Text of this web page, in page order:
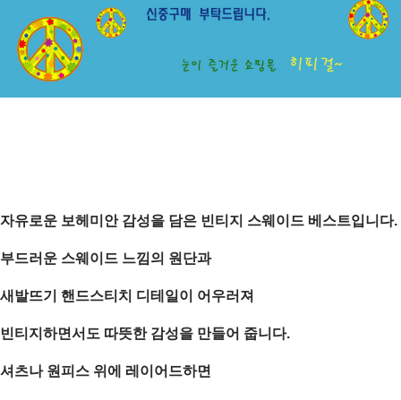
자유로운 보헤미안 감성을 담은 빈티지 스웨이드 베스트입니다.
부드러운 스웨이드 느낌의 원단과
새발뜨기 핸드스티치 디테일이 어우러져
빈티지하면서도 따뜻한 감성을 만들어 줍니다.
셔츠나 원피스 위에 레이어드하면